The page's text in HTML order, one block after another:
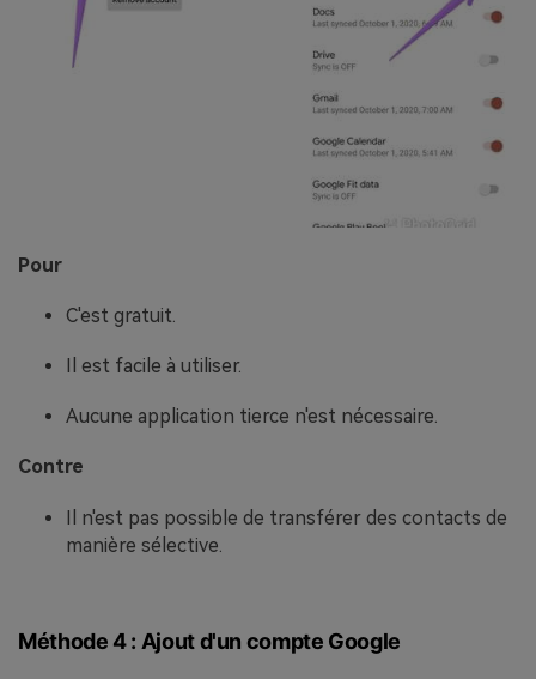
Pour
C'est gratuit.
Il est facile à utiliser.
Aucune application tierce n'est nécessaire.
Contre
Il n'est pas possible de transférer des contacts de
manière sélective.
Méthode 4 : Ajout d'un compte Google